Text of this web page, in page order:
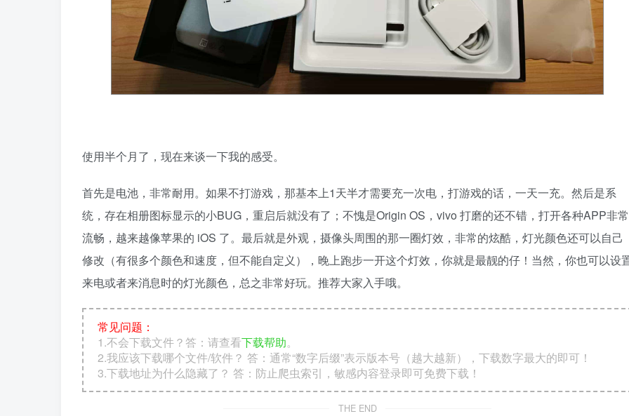
使用半个月了，现在来谈一下我的感受。
首先是电池，非常耐用。如果不打游戏，那基本上1天半才需要充一次电，打游戏的话，一天一充。然后是系
统，存在相册图标显示的小BUG，重启后就没有了；不愧是Origin OS，vivo 打磨的还不错，打开各种APP非常
流畅，越来越像苹果的 iOS 了。最后就是外观，摄像头周围的那一圈灯效，非常的炫酷，灯光颜色还可以自己
修改（有很多个颜色和速度，但不能自定义），晚上跑步一开这个灯效，你就是最靓的仔！当然，你也可以设
来电或者来消息时的灯光颜色，总之非常好玩。推荐大家入手哦。
常见问题：
1.不会下载文件？答：请查看下载帮助。
2.我应该下载哪个文件/软件？ 答：通常“数字后缀”表示版本号（越大越新），下载数字最大的即可！
3.下载地址为什么隐藏了？ 答：防止爬虫索引，敏感内容登录即可免费下载！
THE END